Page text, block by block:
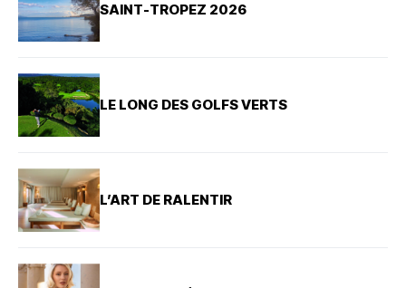
SAINT-TROPEZ 2026
LE LONG DES GOLFS VERTS
L’ART DE RALENTIR